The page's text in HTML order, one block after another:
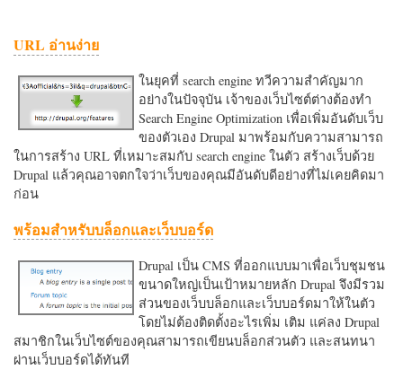
URL อ่านง่าย
ในยุคที่ search engine ทวีความสำคัญมาก
อย่างในปัจจุบัน เจ้าของเว็บไซต์ต่างต้องทำ
Search Engine Optimization เพื่อเพิ่มอันดับเว็บ
ของตัวเอง Drupal มาพร้อมกับความสามารถ
ในการสร้าง URL ที่เหมาะสมกับ search engine ในตัว สร้างเว็บด้วย
Drupal แล้วคุณอาจตกใจว่าเว็บของคุณมีอันดับดีอย่างที่ไม่เคยคิดมา
ก่อน
พร้อมสำหรับบล็อกและเว็บบอร์ด
Drupal เป็น CMS ที่ออกแบบมาเพื่อเว็บชุมชน
ขนาดใหญ่เป็นเป้าหมายหลัก Drupal จึงมีรวม
ส่วนของเว็บบล็อกและเว็บบอร์ดมาให้ในตัว
โดยไม่ต้องติดตั้งอะไรเพิ่ม เติม แค่ลง Drupal
สมาชิกในเว็บไซต์ของคุณสามารถเขียนบล็อกส่วนตัว และสนทนา
ผ่านเว็บบอร์ดได้ทันที